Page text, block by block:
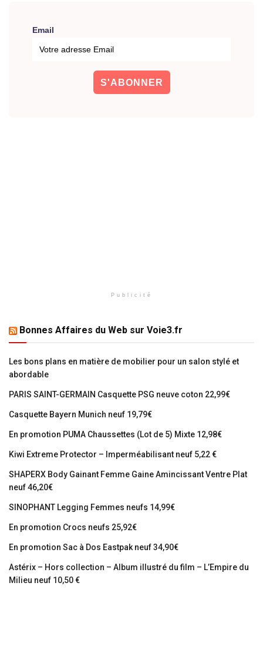
Email
Publicité
Bonnes Affaires du Web sur Voie3.fr
Les bons plans en matière de mobilier pour un salon stylé et
abordable
PARIS SAINT-GERMAIN Casquette PSG neuve coton 22,99€
Casquette Bayern Munich neuf 19,79€
En promotion PUMA Chaussettes (Lot de 5) Mixte 12,98€
Kiwi Extreme Protector – Imperméabilisant neuf 5,22 €
SHAPERX Body Gainant Femme Gaine Amincissant Ventre Plat
neuf 46,20€
SINOPHANT Legging Femmes neufs 14,99€
En promotion Crocs neufs 25,92€
En promotion Sac à Dos Eastpak neuf 34,90€
Astérix – Hors collection – Album illustré du film – L’Empire du
Milieu neuf 10,50 €